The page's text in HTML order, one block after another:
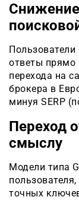
ответы прямо
перехода на
брокера в
минуя SERP
Переход
смыслу
Модели типа
точных